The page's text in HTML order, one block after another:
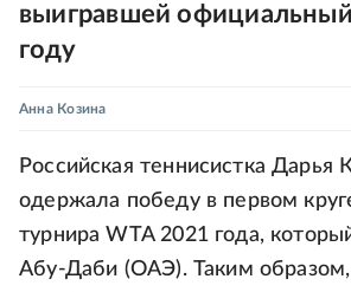
выигравшей
году
Анна Козина
Российская теннисистка Дарья
одержала победу в первом
турнира WTA 2021 года,
Абу-Даби (ОАЭ). Таким образом,